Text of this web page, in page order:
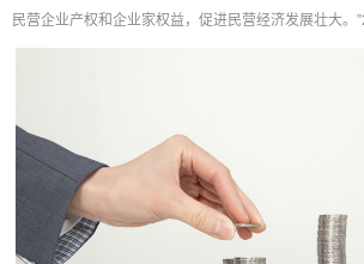
民营企业产权和企业家权益，促进民营经济发展壮大。